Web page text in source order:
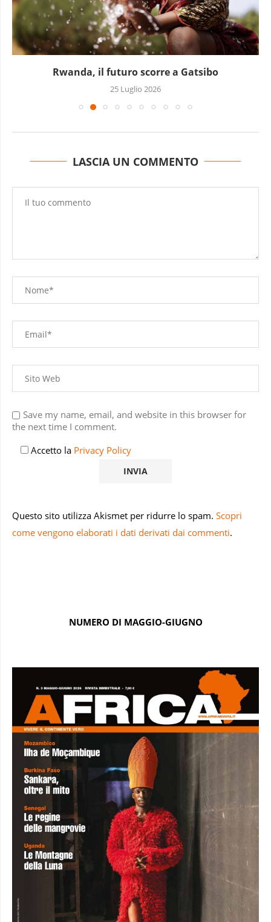
Rwanda, il futuro scorre a Gatsibo
25 Luglio 2026
LASCIA UN COMMENTO
Save my name, email, and website in this browser for
the next time I comment.
Accetto la Privacy Policy
Questo sito utilizza Akismet per ridurre lo spam. Scopri
come vengono elaborati i dati derivati dai commenti.
NUMERO DI MAGGIO-GIUGNO